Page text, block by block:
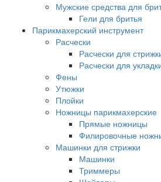
Мужские средства для
Гели для бритья
Парикмахерский инструмент
Расчески
Расчески для
Расчески для
Фены
Утюжки
Плойки
Ножницы парикмахерские
Прямые ножницы
Филировочные
Машинки для стрижки
Машинки
Триммеры